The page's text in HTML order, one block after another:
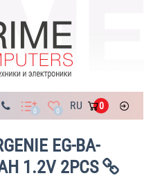
0 0 RU 0
EG-BA-
1.2V 2PCS